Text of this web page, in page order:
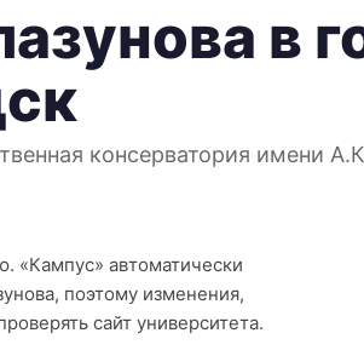
в
консерватория имени
«Кампус» автоматически
поэтому изменения,
сайт университета.